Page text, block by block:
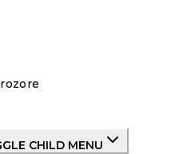
CHILD MENU